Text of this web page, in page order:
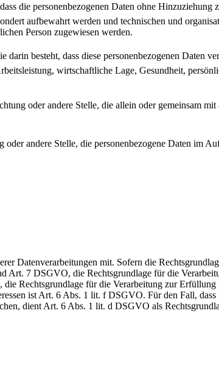
die personenbezogenen Daten ohne
aufbewahrt werden und technischen und
Person zugewiesen werden.
darin besteht, dass diese personenbezogenen Daten
wirtschaftliche Lage, Gesundheit,
oder andere Stelle, die allein oder gemeinsam
oder andere Stelle, die personenbezogene Daten im
Datenverarbeitungen mit. Sofern die
7 DSGVO, die Rechtsgrundlage für die
Rechtsgrundlage für die Verarbeitung zur
ist Art. 6 Abs. 1 lit. f DSGVO. Für den Fall,
dient Art. 6 Abs. 1 lit. d DSGVO als